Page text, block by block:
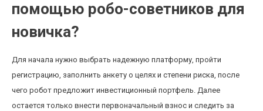
помощью робо-советников для
новичка?
Для начала нужно выбрать надежную платформу, пройти
регистрацию, заполнить анкету о целях и степени риска, после
чего робот предложит инвестиционный портфель. Далее
остается только внести первоначальный взнос и следить за